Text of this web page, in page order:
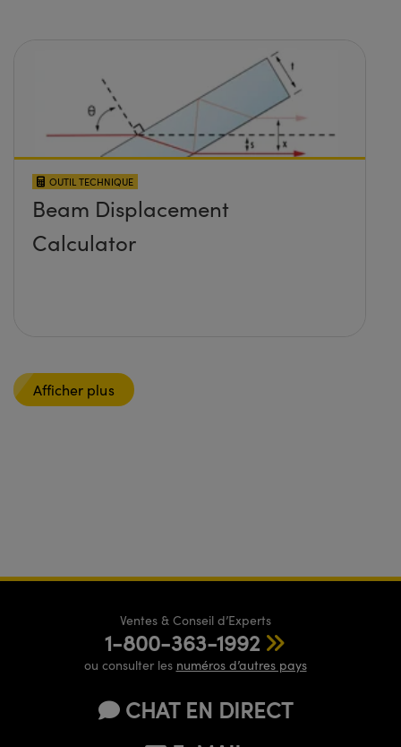
OUTIL TECHNIQUE
Beam Displacement
Calculator
Afficher plus
Ventes & Conseil d’Experts
1-800-363-1992
ou consulter les numéros d’autres pays
CHAT EN DIRECT